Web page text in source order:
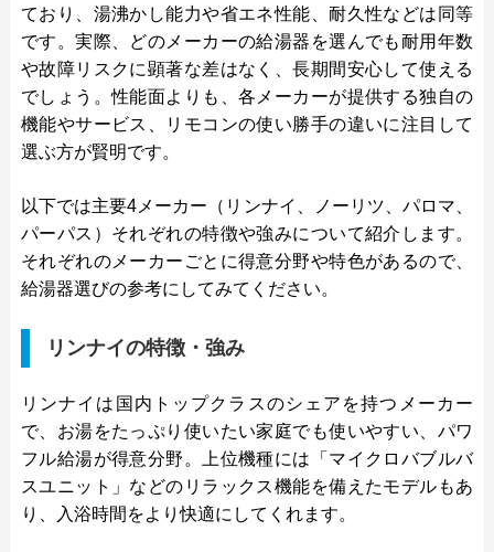
ており、湯沸かし能力や省エネ性能、耐久性などは同等
です。実際、どのメーカーの給湯器を選んでも耐用年数
や故障リスクに顕著な差はなく、長期間安心して使える
でしょう。性能面よりも、各メーカーが提供する独自の
機能やサービス、リモコンの使い勝手の違いに注目して
選ぶ方が賢明です。
以下では主要4メーカー（リンナイ、ノーリツ、パロマ、
パーパス）それぞれの特徴や強みについて紹介します。
それぞれのメーカーごとに得意分野や特色があるので、
給湯器選びの参考にしてみてください。
リンナイの特徴・強み
リンナイは国内トップクラスのシェアを持つメーカー
で、お湯をたっぷり使いたい家庭でも使いやすい、パワ
フル給湯が得意分野。上位機種には「マイクロバブルバ
スユニット」などのリラックス機能を備えたモデルもあ
り、入浴時間をより快適にしてくれます。